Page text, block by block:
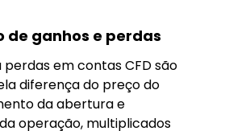
de ganhos e perdas
perdas em contas CFD são
diferença do preço do
da abertura e
operação, multiplicados